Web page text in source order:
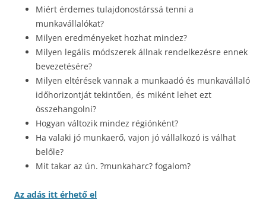
Miért érdemes tulajdonostárssá tenni a
munkavállalókat?
Milyen eredményeket hozhat mindez?
Milyen legális módszerek állnak rendelkezésre ennek
bevezetésére?
Milyen eltérések vannak a munkaadó és munkavállaló
időhorizontját tekintően, és miként lehet ezt
összehangolni?
Hogyan változik mindez régiónként?
Ha valaki jó munkaerő, vajon jó vállalkozó is válhat
belőle?
Mit takar az ún. ?munkaharc? fogalom?
Az adás itt érhető el